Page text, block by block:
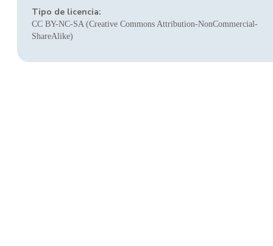
Tipo de licencia:
CC BY-NC-SA (Creative Commons Attribution-NonCommercial-
ShareAlike)